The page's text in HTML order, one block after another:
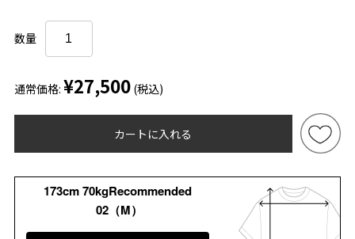
数量
通常価格: ¥27,500 (税込)
カートに入れる
173cm 70kgRecommended
02（M）